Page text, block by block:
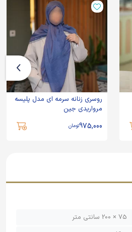
روسری زنانه سرمه ای مدل پلیسه
مرواریدی جین
975,000تومان
75 × 200 سانتی متر